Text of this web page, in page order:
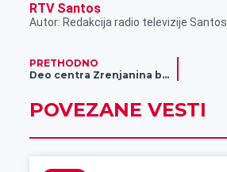
RTV Santos
Autor: Redakcija radio televizije Santos
PRETHODNO
Deo centra Zrenjanina biće drugačije ukrašen
POVEZANE VESTI